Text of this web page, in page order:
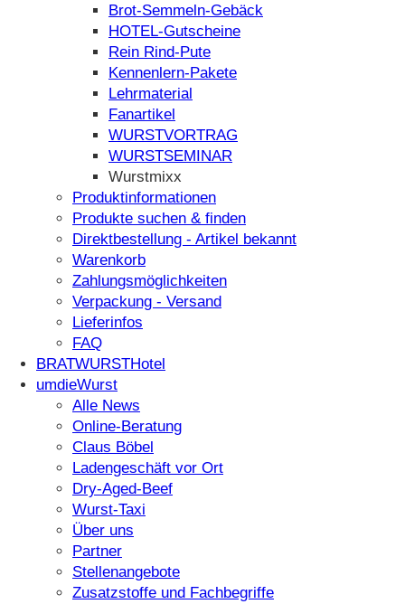
Brot-Semmeln-Gebäck
HOTEL-Gutscheine
Rein Rind-Pute
Kennenlern-Pakete
Lehrmaterial
Fanartikel
WURST­VORTRAG
WURST­SEMINAR
Wurstmixx
Produktinformationen
Produkte suchen & finden
Direktbestellung - Artikel bekannt
Warenkorb
Zahlungsmöglichkeiten
Verpackung - Versand
Lieferinfos
FAQ
BRATWURSTHotel
umdieWurst
Alle News
Online-Beratung
Claus Böbel
Ladengeschäft vor Ort
Dry-Aged-Beef
Wurst-Taxi
Über uns
Partner
Stellenangebote
Zusatzstoffe und Fachbegriffe